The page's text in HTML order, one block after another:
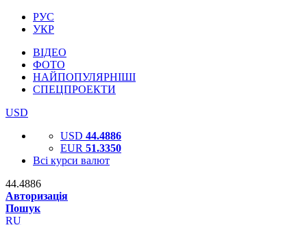
РУС
УКР
ВІДЕО
ФОТО
НАЙПОПУЛЯРНІШІ
СПЕЦПРОЕКТИ
USD
USD 44.4886
EUR 51.3350
Всі курси валют
44.4886
Авторизація
Пошук
RU